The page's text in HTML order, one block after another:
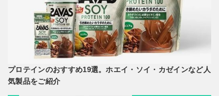
プロテインのおすすめ19選。ホエイ・ソイ・カゼインなど人
気製品をご紹介